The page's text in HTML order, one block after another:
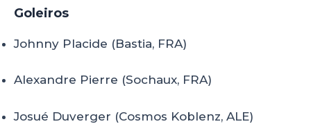
Goleiros
Johnny Placide (Bastia, FRA)
Alexandre Pierre (Sochaux, FRA)
Josué Duverger (Cosmos Koblenz, ALE)